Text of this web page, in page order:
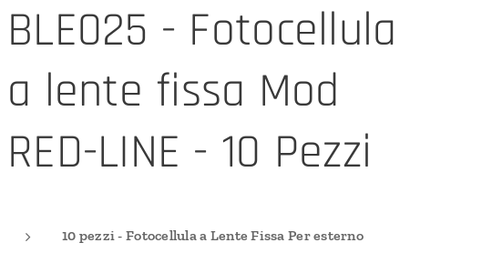
BLE025 - Fotocellula
a lente fissa Mod
RED-LINE - 10 Pezzi
10 pezzi - Fotocellula a Lente Fissa Per esterno